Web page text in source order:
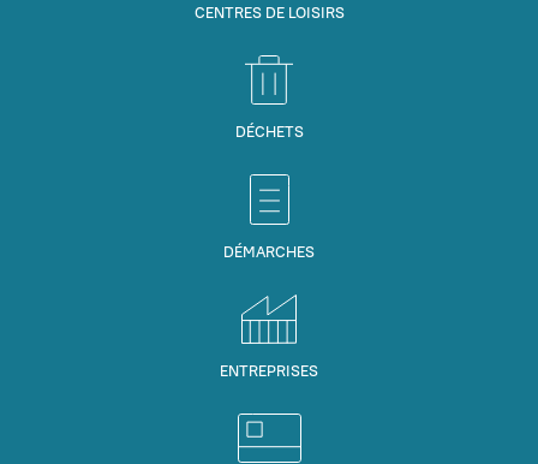
CENTRES DE LOISIRS
DÉCHETS
DÉMARCHES
ENTREPRISES